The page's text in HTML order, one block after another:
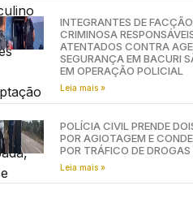
INTEGRANTES DE FACÇÃO
CRIMINOSA
ATENTADOS CONTRA
SEGURANÇA EM BACURI
EM OPERAÇÃO POLICIAL
Leia mais »
POLÍCIA CIVIL PRENDE
POR AGIOTAGEM E
POR TRÁFICO DE
Leia mais »